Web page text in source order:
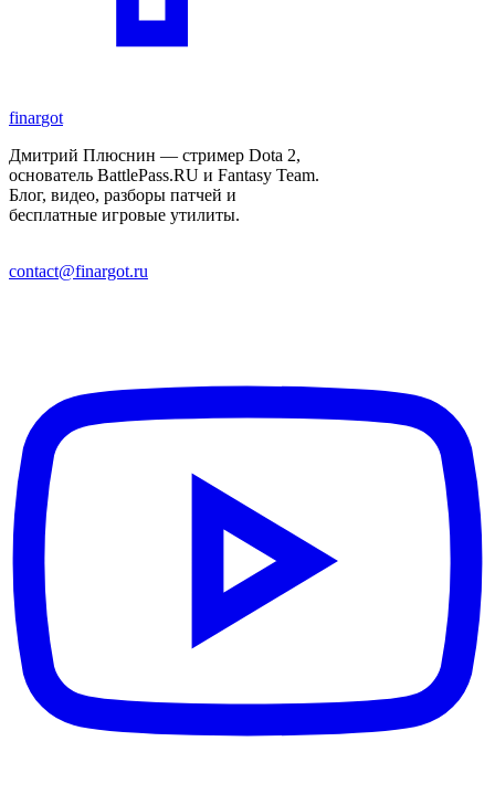
finargot
Дмитрий Плюснин — стример Dota 2,
основатель BattlePass.RU и Fantasy Team.
Блог, видео, разборы патчей и
бесплатные игровые утилиты.
contact@finargot.ru